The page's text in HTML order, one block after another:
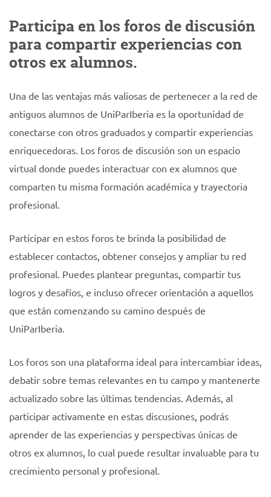
Participa en los foros de discusión
para compartir experiencias con
otros ex alumnos.
Una de las ventajas más valiosas de pertenecer a la red de
antiguos alumnos de UniParIberia es la oportunidad de
conectarse con otros graduados y compartir experiencias
enriquecedoras. Los foros de discusión son un espacio
virtual donde puedes interactuar con ex alumnos que
comparten tu misma formación académica y trayectoria
profesional.
Participar en estos foros te brinda la posibilidad de
establecer contactos, obtener consejos y ampliar tu red
profesional. Puedes plantear preguntas, compartir tus
logros y desafíos, e incluso ofrecer orientación a aquellos
que están comenzando su camino después de
UniParIberia.
Los foros son una plataforma ideal para intercambiar ideas,
debatir sobre temas relevantes en tu campo y mantenerte
actualizado sobre las últimas tendencias. Además, al
participar activamente en estas discusiones, podrás
aprender de las experiencias y perspectivas únicas de
otros ex alumnos, lo cual puede resultar invaluable para tu
crecimiento personal y profesional.